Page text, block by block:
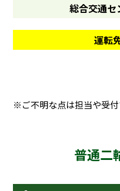
総合交通セ
運転
※ご不明な点は担当や受付
普通二